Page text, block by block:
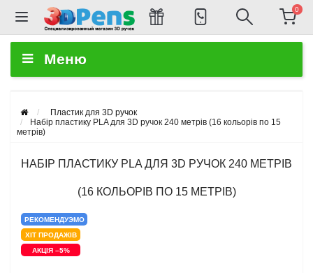
0
Меню
Пластик для 3D ручок
Набір пластику PLA для 3D ручок 240 метрів (16 кольорів по 15
метрів)
НАБІР ПЛАСТИКУ PLA ДЛЯ 3D РУЧОК 240 МЕТРІВ
(16 КОЛЬОРІВ ПО 15 МЕТРІВ)
РЕКОМЕНДУЭМО
ХІТ ПРОДАЖІВ
АКЦІЯ –5%